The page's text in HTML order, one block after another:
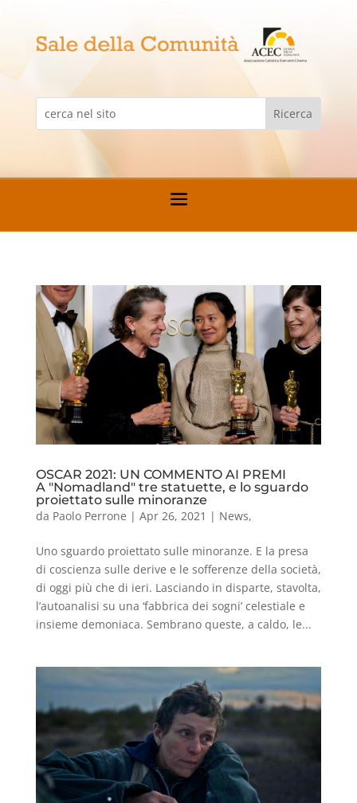
OSCAR 2021: UN COMMENTO AI PREMI
A "Nomadland" tre statuette, e lo sguardo
proiettato sulle minoranze
da Paolo Perrone | Apr 26, 2021 | News,
Uno sguardo proiettato sulle minoranze. E la presa
di coscienza sulle derive e le sofferenze della società,
di oggi più che di ieri. Lasciando in disparte, stavolta,
l’autoanalisi su una ‘fabbrica dei sogni’ celestiale e
insieme demoniaca. Sembrano queste, a caldo, le...